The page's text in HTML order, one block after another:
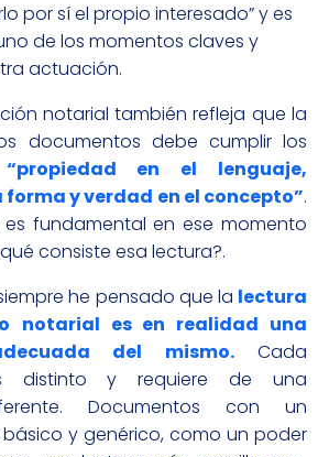
por sí el propio interesado” y es
de los momentos claves y
actuación.
notarial también refleja que la
documentos debe cumplir los
en el lenguaje,
y verdad en el concepto”.
fundamental en ese momento
consiste esa lectura?.
he pensado que la lectura
notarial es en realidad una
del mismo.Cada
distinto y requiere de una
Documentos con un
y genérico, como un poder